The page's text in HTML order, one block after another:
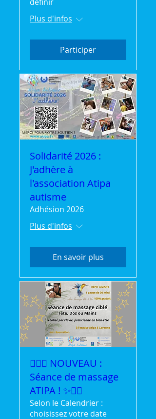
Plus d'infos
Participer
Solidarité 2026 :
J'adhère à
l'association Atipa
autisme
Adhésion 2026
Plus d'infos
En savoir plus
💆‍♀️✨ NOUVEAU :
Séance de massage
ATIPA ! ✨💆‍♂️
Selon le Calendrier :
choisissez votre date